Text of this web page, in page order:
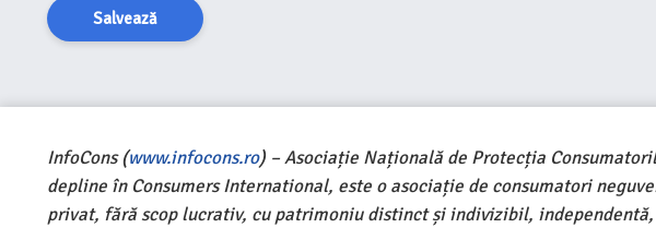
Salvează
InfoCons (www.infocons.ro) – Asociație Națională de Protecția
depline în Consumers International, este o asociație de consumatori
privat, fără scop lucrativ, cu patrimoniu distinct și indivizibil,